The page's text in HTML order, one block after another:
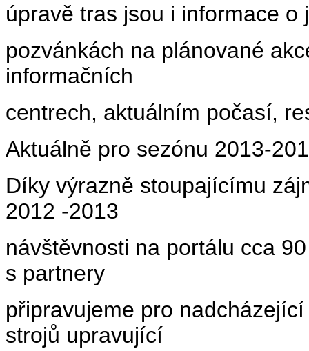
úpravě tras jsou i informace
pozvánkách na plánované
informačních
centrech, aktuálním počasí,
Aktuálně pro sezónu 2013-
Díky výrazně stoupajícímu
2012 -2013
návštěvnosti na portálu cca
s partnery
připravujeme pro
strojů upravující